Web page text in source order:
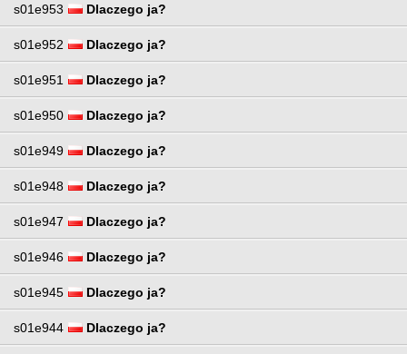
s01e953 Dlaczego ja?
s01e952 Dlaczego ja?
s01e951 Dlaczego ja?
s01e950 Dlaczego ja?
s01e949 Dlaczego ja?
s01e948 Dlaczego ja?
s01e947 Dlaczego ja?
s01e946 Dlaczego ja?
s01e945 Dlaczego ja?
s01e944 Dlaczego ja?